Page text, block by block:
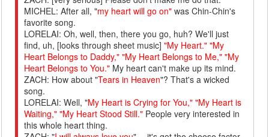
MICHEL: After all, "my heart will go on" was Chin-Chin's
favorite song.
LORELAI: Oh, well, then, there you go, huh? We'll just
find, uh, [looks through sheet music]"My Heart." "My
Heart Belongs to Daddy," "My Heart Belongs to Me," "My
Heart Belongs to You." My heart can't make up its mind.
ZACH: How about "Tears in Heaven"? That's a wicked
song.
LORELAI: Well, "My Heart is Crying for You," "My Heart is
Waiting," "My Heart Stood Still." People very interested in
this whole heart thing.